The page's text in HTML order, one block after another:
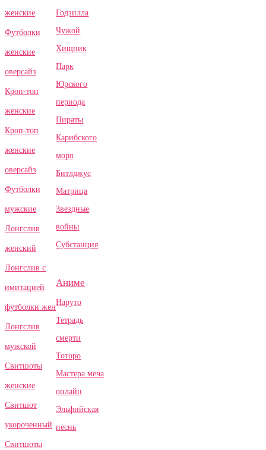
женские
Футболки
женские
оверсайз
Кроп-топ
женские
Кроп-топ
женские
оверсайз
Футболки
мужские
Лонгслив
женский
Лонгслив с
имитацией
футболки жен
Лонгслив
мужской
Свитшоты
женские
Свитшот
укороченный
Свитшоты
Годзилла
Чужой
Хищник
Парк
Юрского
периода
Пираты
Карибского
моря
Битлджус
Матрица
Звездные
войны
Субстанция
Аниме
Наруто
Тетрадь
смерти
Тоторо
Мастера меча
онлайн
Эльфийская
песнь